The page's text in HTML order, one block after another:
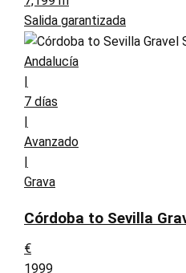
Salida garantizada
Andalucía
7 días
Avanzado
Grava
Córdoba to Sevilla
€
1999